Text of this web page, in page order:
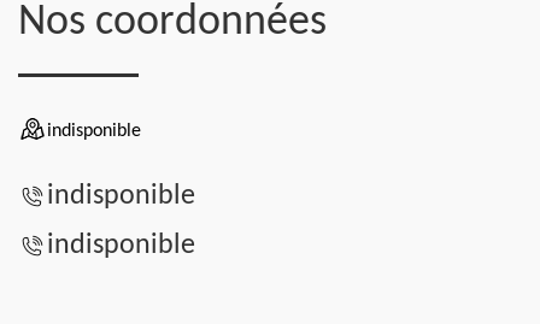
Nos coordonnées
indisponible
indisponible
indisponible